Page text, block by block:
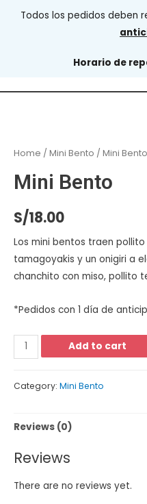
Todos los pedidos deben
Horario de
Home / Mini Bento / Mini Bento
Mini Bento
S/18.00
Los mini bentos traen
tamagoyakis y un onigiri a
chanchito con miso, pollito
*Pedidos con 1 día de
Add to cart
Category: Mini Bento
Reviews (0)
Reviews
There are no reviews yet.